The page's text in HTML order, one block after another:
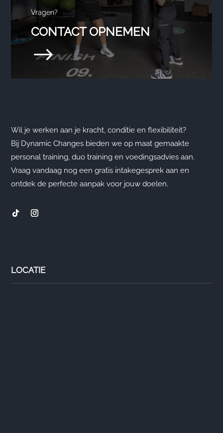
Vragen?
CONTACT OPNEMEN
$
Wil je werken aan je kracht, conditie en flexibiliteit?
Bij Dynamic Changes bieden we op maat gemaakte
personal training, duo training en voedingsadvies aan.
Vraag vandaag nog een gratis intakegesprek aan en
ontdek de perfecte aanpak voor jouw doelen.
LOCATIE